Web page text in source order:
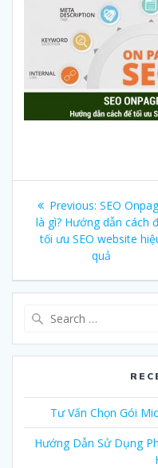
Post
navigation
Previous: Previous
post:
SEO
là gì? Hướng dẫn cách
tối ưu SEO website
quả
Tư Vấn Chọn Gói
Hướng Dẫn Sử Dụng